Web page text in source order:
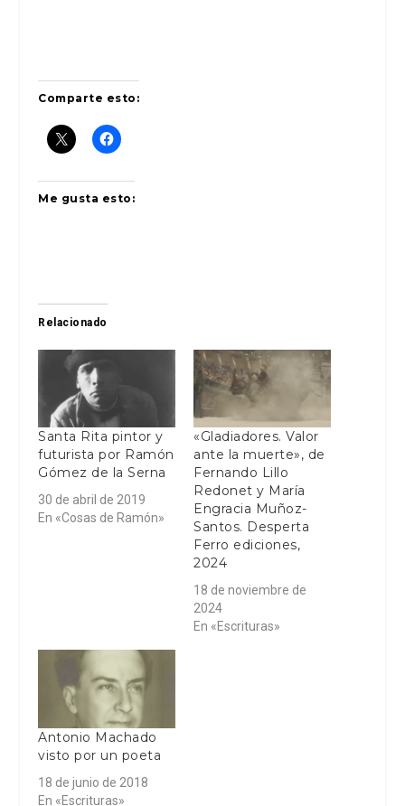
Comparte esto:
Me gusta esto:
Relacionado
Santa Rita pintor y
futurista por Ramón
Gómez de la Serna
30 de abril de 2019
En «Cosas de Ramón»
«Gladiadores. Valor
ante la muerte», de
Fernando Lillo
Redonet y María
Engracia Muñoz-
Santos. Desperta
Ferro ediciones,
2024
18 de noviembre de
2024
En «Escrituras»
Antonio Machado
visto por un poeta
18 de junio de 2018
En «Escrituras»